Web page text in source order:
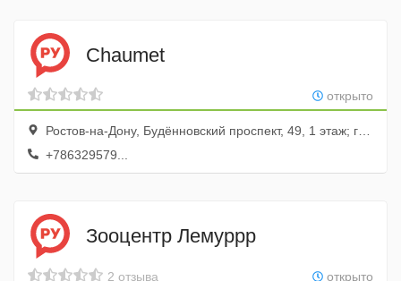
Chaumet
открыто
Ростов-на-Дону, Будённовский проспект, 49, 1 этаж; галерея Астор
+786329579...
Зооцентр Лемуррр
открыто
2 отзыва